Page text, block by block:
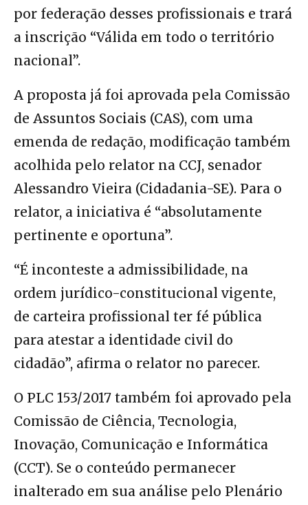
por federação desses profissionais e trará
a inscrição “Válida em todo o território
nacional”.
A proposta já foi aprovada pela Comissão
de Assuntos Sociais (CAS), com uma
emenda de redação, modificação também
acolhida pelo relator na CCJ, senador
Alessandro Vieira (Cidadania-SE). Para o
relator, a iniciativa é “absolutamente
pertinente e oportuna”.
“É inconteste a admissibilidade, na
ordem jurídico-constitucional vigente,
de carteira profissional ter fé pública
para atestar a identidade civil do
cidadão”, afirma o relator no parecer.
O PLC 153/2017 também foi aprovado pela
Comissão de Ciência, Tecnologia,
Inovação, Comunicação e Informática
(CCT). Se o conteúdo permanecer
inalterado em sua análise pelo Plenário